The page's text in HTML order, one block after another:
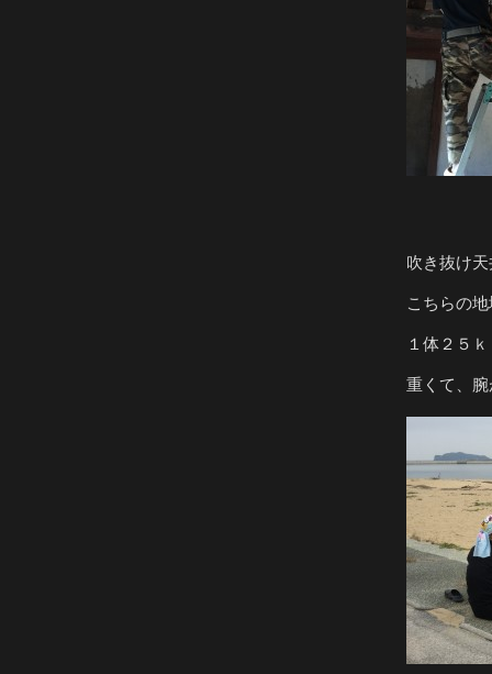
吹き抜け
こちらの
１体２５
重くて、